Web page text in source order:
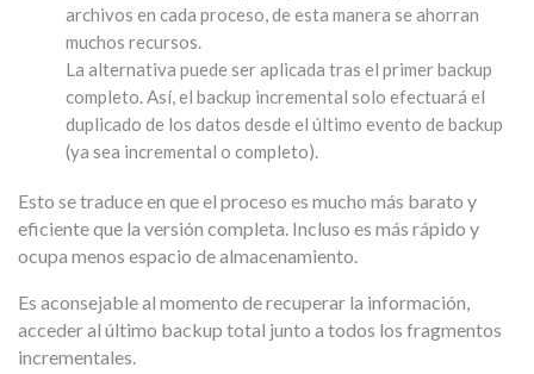
archivos en cada proceso, de esta manera se ahorran
muchos recursos.
La alternativa puede ser aplicada tras el primer backup
completo. Así, el backup incremental solo efectuará el
duplicado de los datos desde el último evento de backup
(ya sea incremental o completo).
Esto se traduce en que el proceso es mucho más barato y
eficiente que la versión completa. Incluso es más rápido y
ocupa menos espacio de almacenamiento.
Es aconsejable al momento de recuperar la información,
acceder al último backup total junto a todos los fragmentos
incrementales.